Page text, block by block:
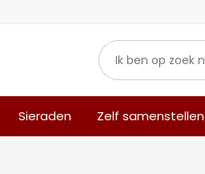
Sieraden Zelf samenstellen